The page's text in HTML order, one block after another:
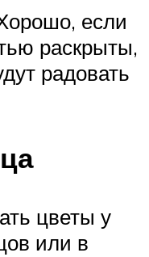
если
раскрыты,
радовать
цветы у
или в